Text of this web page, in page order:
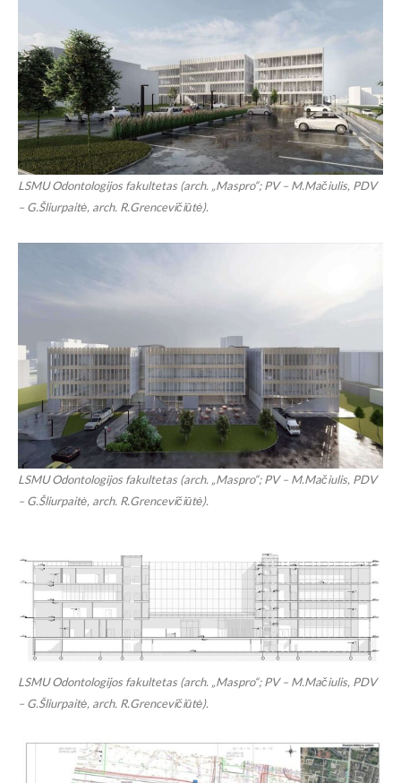
LSMU Odontologijos fakultetas (arch. „Maspro“; PV – M.Mačiulis, PDV
– G.Šliurpaitė, arch. R.Grencevičiūtė).
LSMU Odontologijos fakultetas (arch. „Maspro“; PV – M.Mačiulis, PDV
– G.Šliurpaitė, arch. R.Grencevičiūtė).
LSMU Odontologijos fakultetas (arch. „Maspro“; PV – M.Mačiulis, PDV
– G.Šliurpaitė, arch. R.Grencevičiūtė).